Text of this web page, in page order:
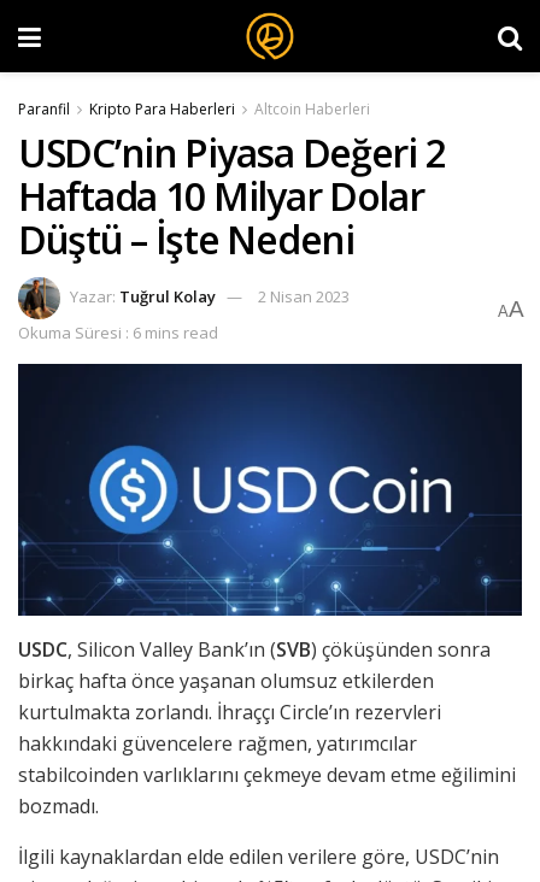
Paranfil Kripto Para Haberleri Altcoin Haberleri
USDC’nin Piyasa Değeri 2
Haftada 10 Milyar Dolar
Düştü – İşte Nedeni
Yazar: Tuğrul Kolay
2 Nisan 2023
Okuma Süresi : 6 mins read
AA
USDC, Silicon Valley Bank’ın (SVB) çöküşünden sonra
birkaç hafta önce yaşanan olumsuz etkilerden
kurtulmakta zorlandı. İhraççı Circle’ın rezervleri
hakkındaki güvencelere rağmen, yatırımcılar
stabilcoinden varlıklarını çekmeye devam etme eğilimini
bozmadı.
İlgili kaynaklardan elde edilen verilere göre, USDC’nin